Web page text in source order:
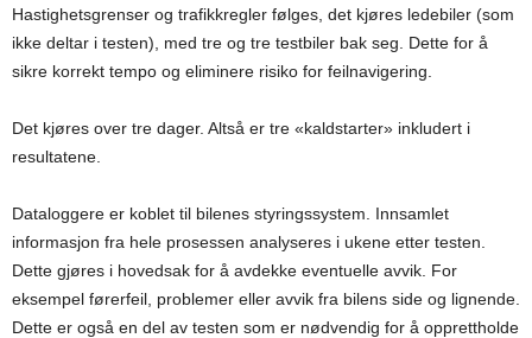
Hastighetsgrenser og trafikkregler følges, det kjøres ledebiler (som
ikke deltar i testen), med tre og tre testbiler bak seg. Dette for å
sikre korrekt tempo og eliminere risiko for feilnavigering.
Det kjøres over tre dager. Altså er tre «kaldstarter» inkludert i
resultatene.
Dataloggere er koblet til bilenes styringssystem. Innsamlet
informasjon fra hele prosessen analyseres i ukene etter testen.
Dette gjøres i hovedsak for å avdekke eventuelle avvik. For
eksempel førerfeil, problemer eller avvik fra bilens side og lignende.
Dette er også en del av testen som er nødvendig for å opprettholde